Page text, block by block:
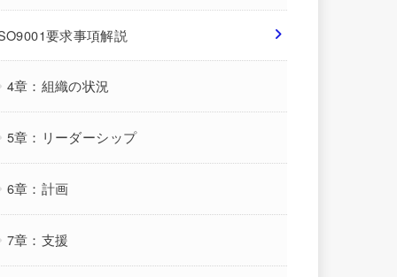
要求事項解説
4章：組織の状況
5章：リーダーシップ
6章：計画
7章：支援